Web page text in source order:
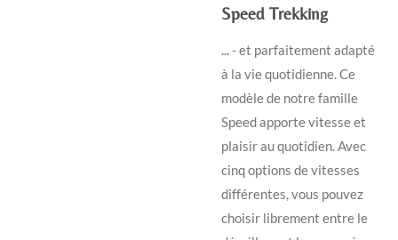
Speed Trekking
... - et parfaitement adapté
à la vie quotidienne. Ce
modèle de notre famille
Speed apporte vitesse et
plaisir au quotidien. Avec
cinq options de vitesses
différentes, vous pouvez
choisir librement entre le